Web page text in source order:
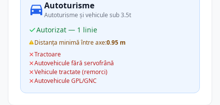
Autoturisme
Autoturisme și vehicule sub 3.5t
Autorizat — 1 linie
Distanța minimă între axe:0.95 m
Tractoare
Autovehicule fără servofrână
Vehicule tractate (remorci)
Autovehicule GPL/GNC